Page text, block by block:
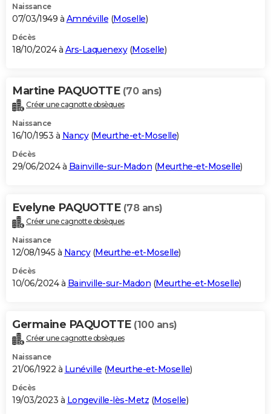
Naissance
07/03/1949 à Amnéville (Moselle)
Décès
18/10/2024 à Ars-Laquenexy(Moselle)
Martine PAQUOTTE (70 ans)
Créer une cagnotte obsèques
Naissance
16/10/1953 à Nancy(Meurthe-et-Moselle)
Décès
29/06/2024 à Bainville-sur-Madon (Meurthe-et-Moselle)
Evelyne PAQUOTTE (78 ans)
Créer une cagnotte obsèques
Naissance
12/08/1945 à Nancy(Meurthe-et-Moselle)
Décès
10/06/2024 à Bainville-sur-Madon (Meurthe-et-Moselle)
Germaine PAQUOTTE (100 ans)
Créer une cagnotte obsèques
Naissance
21/06/1922 à Lunéville (Meurthe-et-Moselle)
Décès
19/03/2023 à Longeville-lès-Metz (Moselle)